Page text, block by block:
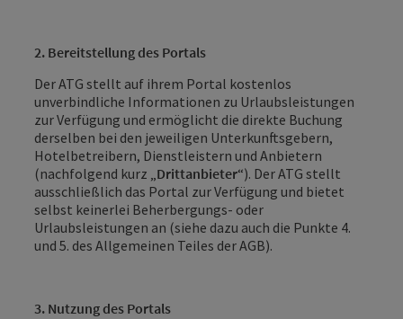
2. Bereitstellung des Portals
Der ATG stellt auf ihrem Portal kostenlos
unverbindliche Informationen zu Urlaubsleistungen
zur Verfügung und ermöglicht die direkte Buchung
derselben bei den jeweiligen Unterkunftsgebern,
Hotelbetreibern, Dienstleistern und Anbietern
(nachfolgend kurz „Drittanbieter“). Der ATG stellt
ausschließlich das Portal zur Verfügung und bietet
selbst keinerlei Beherbergungs- oder
Urlaubsleistungen an (siehe dazu auch die Punkte 4.
und 5. des Allgemeinen Teiles der AGB).
3. Nutzung des Portals